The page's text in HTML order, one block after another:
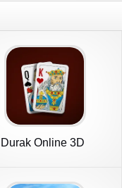
Durak Online 3D